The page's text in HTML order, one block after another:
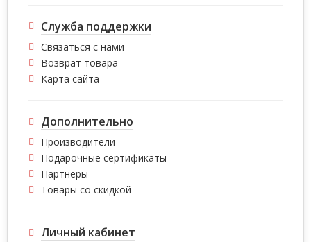
Служба поддержки
Связаться с нами
Возврат товара
Карта сайта
Дополнительно
Производители
Подарочные сертификаты
Партнёры
Товары со скидкой
Личный кабинет